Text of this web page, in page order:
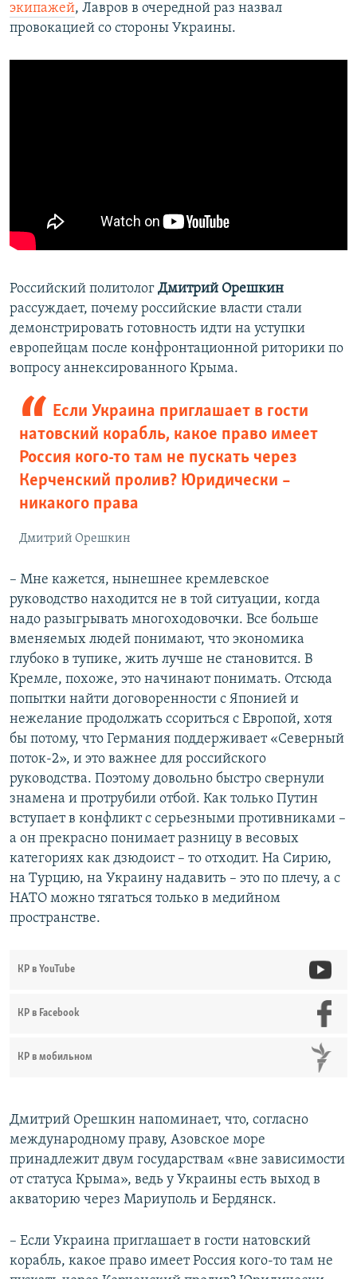
экипажей, Лавров в очередной раз назвал
провокацией со стороны Украины.
Российский политолог Дмитрий Орешкин
рассуждает, почему российские власти стали
демонстрировать готовность идти на уступки
европейцам после конфронтационной риторики по
вопросу аннексированного Крыма.
Если Украина приглашает в гости
натовский корабль, какое право имеет
Россия кого-то там не пускать через
Керченский пролив? Юридически –
никакого права
Дмитрий Орешкин
– Мне кажется, нынешнее кремлевское
руководство находится не в той ситуации, когда
надо разыгрывать многоходовочки. Все больше
вменяемых людей понимают, что экономика
глубоко в тупике, жить лучше не становится. В
Кремле, похоже, это начинают понимать. Отсюда
попытки найти договоренности с Японией и
нежелание продолжать ссориться с Европой, хотя
бы потому, что Германия поддерживает «Северный
поток-2», и это важнее для российского
руководства. Поэтому довольно быстро свернули
знамена и протрубили отбой. Как только Путин
вступает в конфликт с серьезными противниками –
а он прекрасно понимает разницу в весовых
категориях как дзюдоист – то отходит. На Сирию,
на Турцию, на Украину надавить – это по плечу, а с
НАТО можно тягаться только в медийном
пространстве.
КР в YouTube
КР в Facebook
КР в мобильном
Дмитрий Орешкин напоминает, что, согласно
международному праву, Азовское море
принадлежит двум государствам «вне зависимости
от статуса Крыма», ведь у Украины есть выход в
акваторию через Мариуполь и Бердянск.
– Если Украина приглашает в гости натовский
корабль, какое право имеет Россия кого-то там не